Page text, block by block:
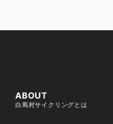
ABOUT
白馬村サイクリングとは